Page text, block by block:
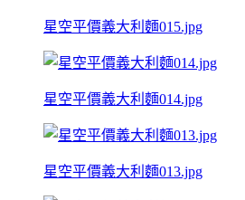
星空平價義大利麵015.jpg
星空平價義大利麵014.jpg
星空平價義大利麵013.jpg